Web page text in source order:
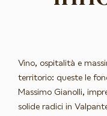
Vino, ospitalità e
territorio: queste le
Massimo Gianolli,
solide radici in